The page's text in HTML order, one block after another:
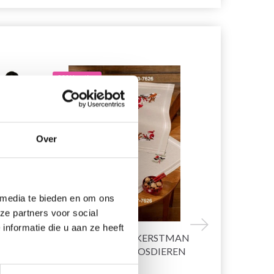
Over
te bieden en om ons
partners voor social
die u aan ze heeft
À
20% korting
BORDUURPAKKET KERSTMAN
TAFELKLEED MET BOSDIEREN